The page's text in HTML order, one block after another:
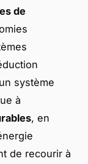
de
système
à
, en
de recourir à